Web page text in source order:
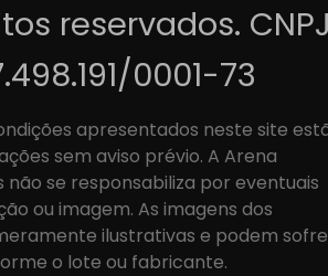
reservados.
0001-73
apresentados neste site
sem aviso prévio. A Arena
se responsabiliza por eventuais
ou imagem. As imagens dos
ilustrativas e podem
o lote ou fabricante.